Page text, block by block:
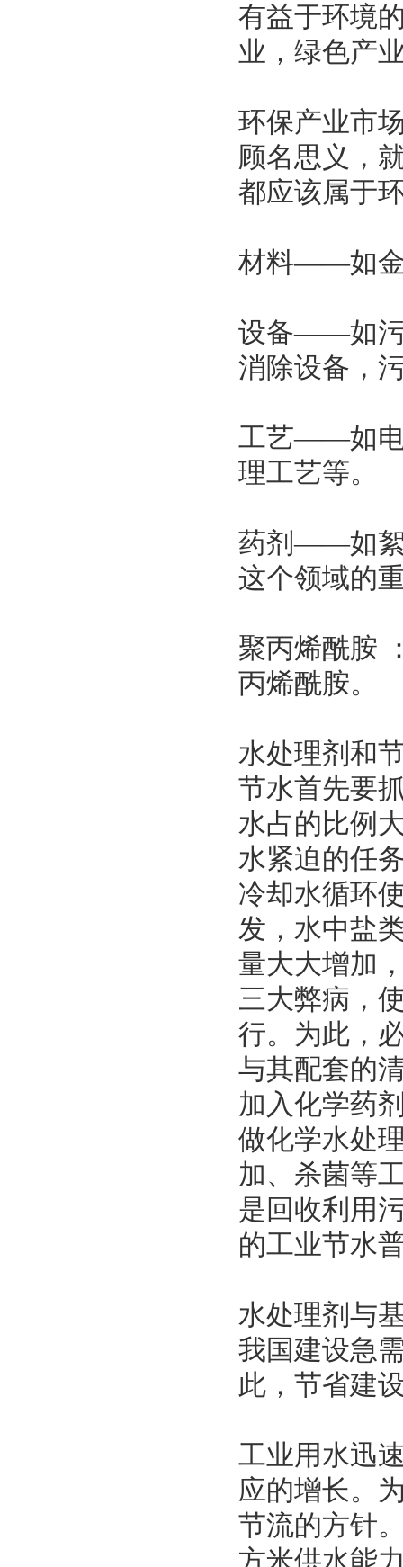
有益于环境
业，绿色产
环保产业市
顾名思义，
都应该属于
材料——如金
设备——如污
消除设备，
工艺——如电
理工艺等。
药剂——如絮
这个领域的
聚丙烯酰胺
丙烯酰胺。
水处理剂和
节水首先要
水占的比例
水紧迫的任
冷却水循环
发，水中盐
量大大增加
三大弊病，
行。为此，
与其配套的
加入化学药
做化学水处
加、杀菌等
是回收利用
的工业节水
水处理剂与
我国建设急
此，节省建
工业用水迅
应的增长。
节流的方针
方米供水能